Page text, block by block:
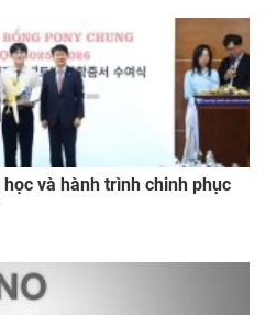
và hành trình chinh phục